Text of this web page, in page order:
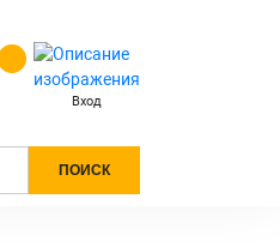
Вход
ПОИСК